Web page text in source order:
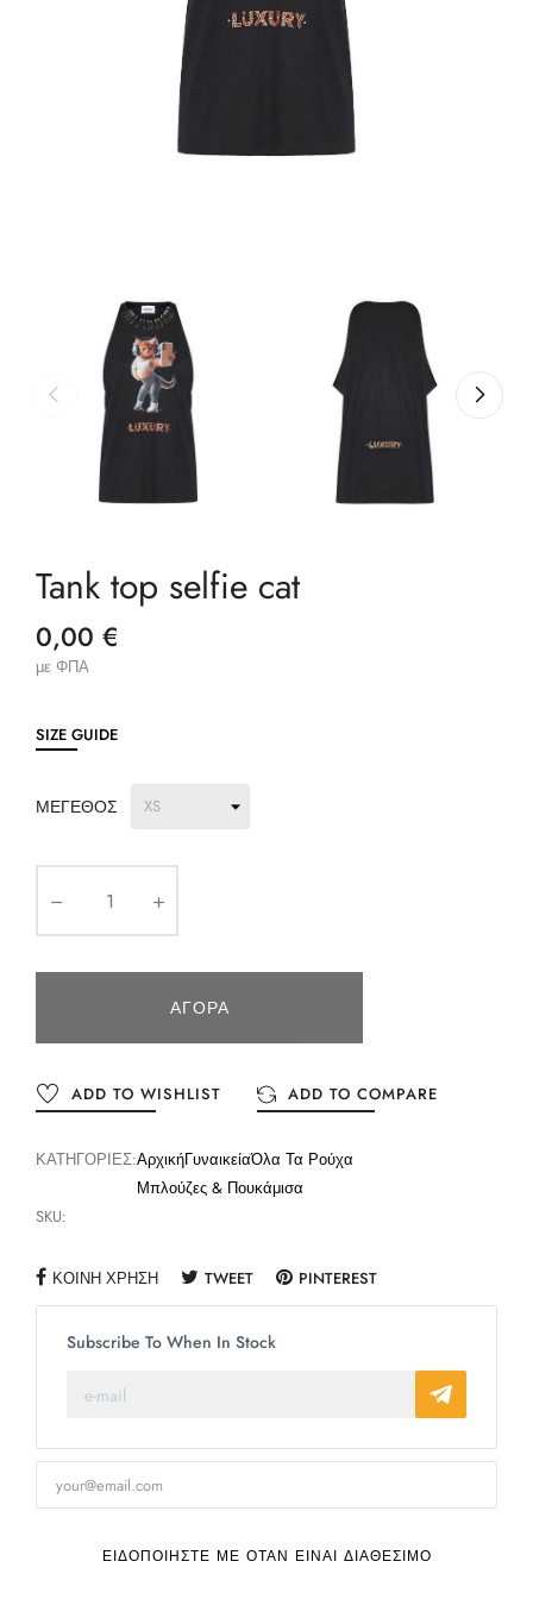
Tank top selfie cat
0,00 €
με ΦΠΑ
SIZE GUIDE
ΜΈΓΕΘΟΣ
ΑΓΟΡΆ
ADD TO WISHLIST ADD TO COMPARE
ΚΑΤΗΓΟΡΊΕΣ:ΑρχικήΓυναικείαΌλα Τα Ρούχα
Μπλούζες & Πουκάμισα
SKU:
ΚΟΙΝΉ ΧΡΉΣΗ TWEET PINTEREST
Subscribe To When In Stock
ΕΙΔΟΠΟΙΉΣΤΕ ΜΕ ΌΤΑΝ ΕΊΝΑΙ ΔΙΑΘΈΣΙΜΟ